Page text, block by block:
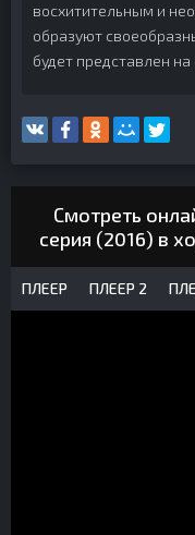
восхитительным и
образуют
будет представлен
Смотреть
серия (2016) в
ПЛЕЕР ПЛЕЕР 2